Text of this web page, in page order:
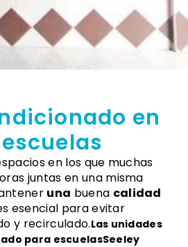
en
en los que muchas
juntas en una misma
una buena calidad
esencial para evitar
y recirculado.Las unidades
para escuelasSeeley